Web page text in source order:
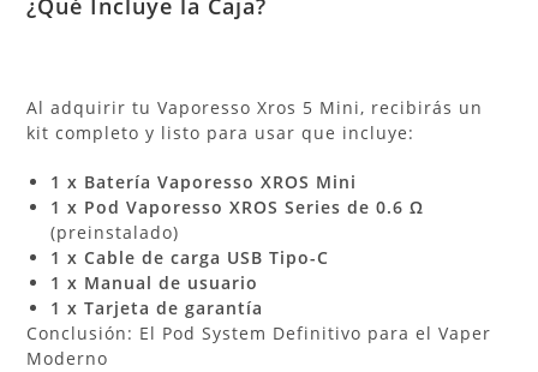
¿Qué Incluye la Caja?
Al adquirir tu Vaporesso Xros 5 Mini, recibirás un
kit completo y listo para usar que incluye:
1 x Batería Vaporesso XROS Mini
1 x Pod Vaporesso XROS Series de 0.6 Ω
(preinstalado)
1 x Cable de carga USB Tipo-C
1 x Manual de usuario
1 x Tarjeta de garantía
Conclusión: El Pod System Definitivo para el Vaper
Moderno